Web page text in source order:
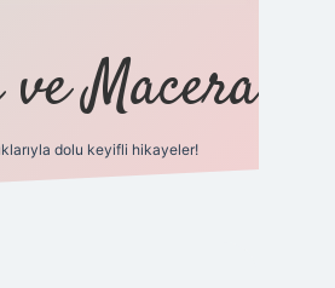
Macera
dolu keyifli hikayeler!